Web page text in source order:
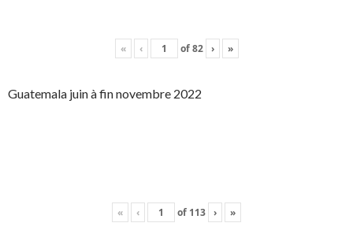
« ‹ of82 › »
Guatemala juin à fin novembre 2022
« ‹ of 113 › »